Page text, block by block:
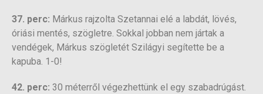
37. perc: Márkus rajzolta Szetannai elé a labdát, lövés,
óriási mentés, szögletre. Sokkal jobban nem jártak a
vendégek, Márkus szögletét Szilágyi segítette be a
kapuba. 1-0!
42. perc: 30 méterről végezhettünk el egy szabadrúgást.